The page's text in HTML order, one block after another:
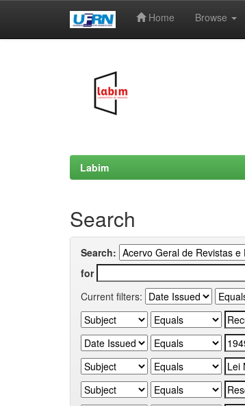
Home Browse
Labim
Search
Search:
for
Current filters: